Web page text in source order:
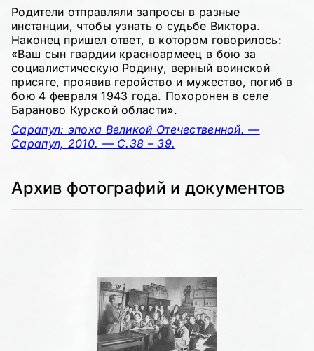
Родители отправляли запросы в разные
инстанции, чтобы узнать о судьбе Виктора.
Наконец пришел ответ, в котором говорилось:
«Ваш сын гвардии красноармеец в бою за
социалистическую Родину, верный воинской
присяге, проявив геройство и мужество, погиб в
бою 4 февраля 1943 года. Похоронен в селе
Бараново Курской области».
Сарапул: эпоха Великой Отечественной. —
Сарапул, 2010. — С.38 – 39.
Архив фотографий и документов